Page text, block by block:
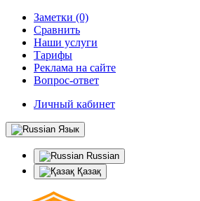
Заметки (0)
Сравнить
Наши услуги
Тарифы
Реклама на сайте
Вопрос-ответ
Личный кабинет
Язык
Russian
Қазақ